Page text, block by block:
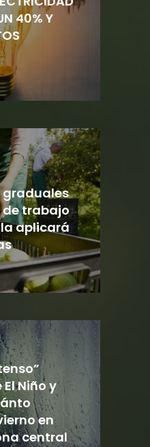
40% Y
graduales
trabajo
aplicará
Niño y
en
central